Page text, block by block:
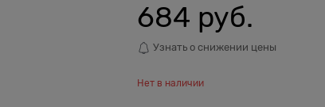
684 руб.
Узнать о снижении цены
Нет в наличии